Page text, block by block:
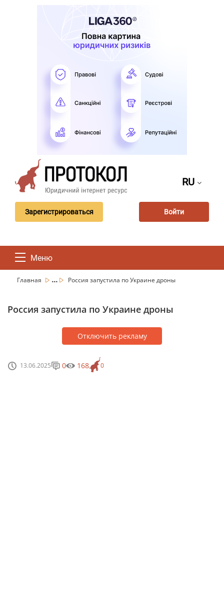
RU
Зарегистрироваться Войти
Меню
Главная ... Россия запустила по Украине дроны
Россия запустила по Украине дроны
Отключить рекламу
13.06.2025 0
0 168